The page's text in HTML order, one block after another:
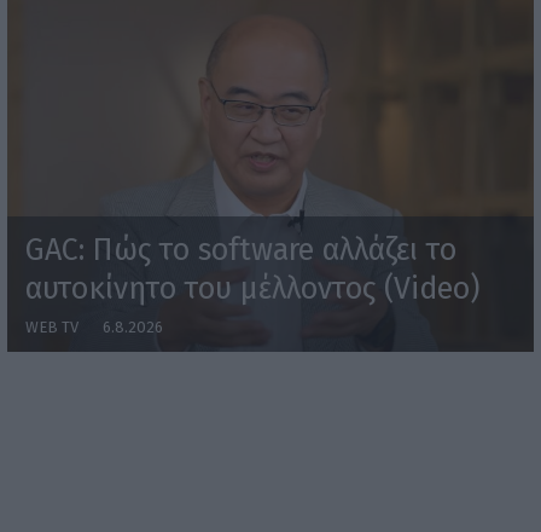
GAC: Πώς το software αλλάζει το
αυτοκίνητο του μέλλοντος (Video)
WEB TV 6.8.2026